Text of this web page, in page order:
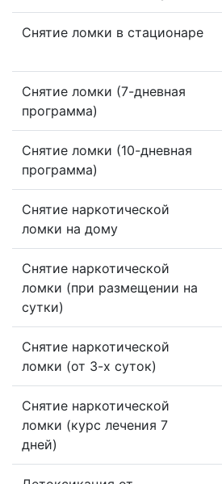
Снятие ломки в стационаре
Снятие ломки (7-дневная
программа)
Снятие ломки (10-дневная
программа)
Снятие наркотической
ломки на дому
Снятие наркотической
ломки (при размещении на
сутки)
Снятие наркотической
ломки (от 3-х суток)
Снятие наркотической
ломки (курс лечения 7
дней)